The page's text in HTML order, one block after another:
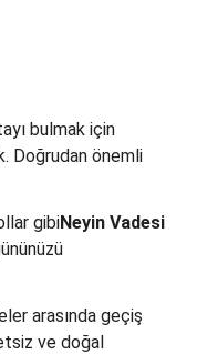
bulmak için
Doğrudan önemli
gibiNeyin Vadesi
arasında geçiş
ve doğal